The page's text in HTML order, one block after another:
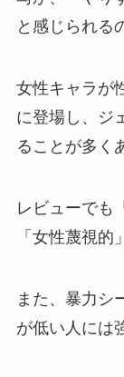
と感じられる
女性キャラが
に登場し、ジ
ることが多く
レビューでも
「女性蔑視的
また、暴力シ
が低い人には